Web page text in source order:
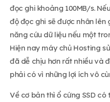
đọc ghi khoảng 100MB/s.
độ đọc ghi sẽ được nhân
năng cứu dữ liệu nếu một
Hiện nay máy chủ Hosting
đã dễ chịu hơn rất nhiều và
phải có vì những lợi ích vô
Về cơ bản thì ổ cứng SSD